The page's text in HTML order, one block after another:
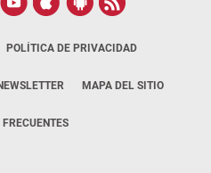
POLÍTICA DE PRIVACIDAD
MAPA DEL SITIO
FRECUENTES